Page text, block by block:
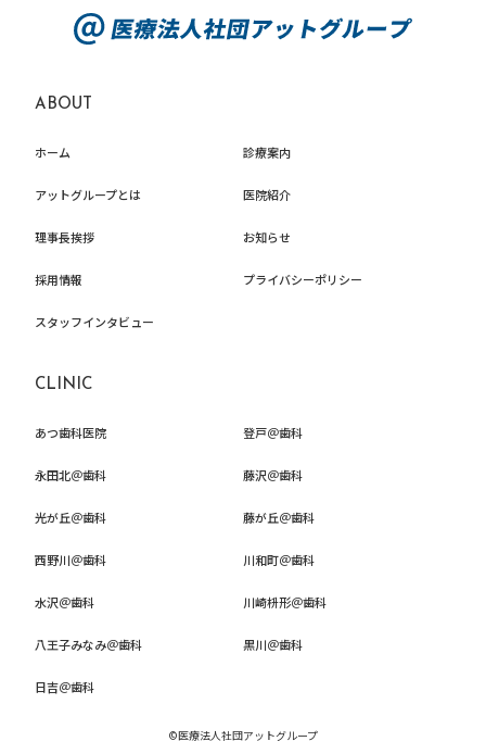
ABOUT
ホーム
アットグループとは
理事長挨拶
採用情報
スタッフインタビュー
診療案内
医院紹介
お知らせ
プライバシーポリシー
CLINIC
あつ歯科医院
永田北＠歯科
光が丘＠歯科
西野川＠歯科
水沢＠歯科
八王子みなみ＠歯科
日吉＠歯科
登戸＠歯科
藤沢＠歯科
藤が丘＠歯科
川和町＠歯科
川崎枡形＠歯科
黒川＠歯科
©医療法人社団アットグループ